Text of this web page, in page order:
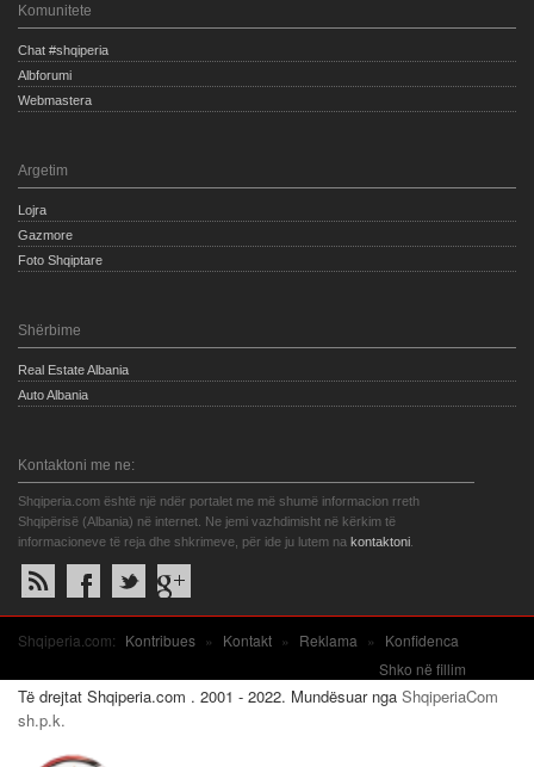
Komunitete
Chat #shqiperia
Albforumi
Webmastera
Argetim
Lojra
Gazmore
Foto Shqiptare
Shërbime
Real Estate Albania
Auto Albania
Kontaktoni me ne:
Shqiperia.com është një ndër portalet me më shumë informacion rreth
Shqipërisë (Albania) në internet. Ne jemi vazhdimisht në kërkim të
informacioneve të reja dhe shkrimeve, për ide ju lutem na kontaktoni
Shqiperia.com: Kontribues » Kontakt » Reklama »
Konfidenca
Shko në fillim
Të drejtat Shqiperia.com . 2001 - 2022. Mundësuar nga ShqiperiaCom
sh.p.k.